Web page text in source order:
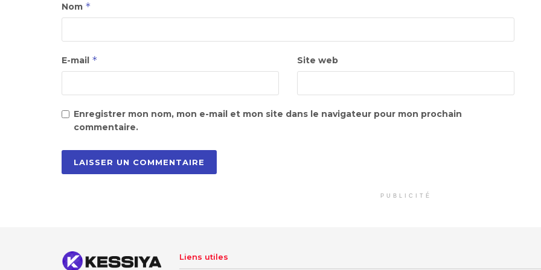
Nom *
E-mail * Site web
Enregistrer mon nom, mon e-mail et mon site dans le navigateur pour mon prochain
commentaire.
PUBLICITÉ
Liens utiles